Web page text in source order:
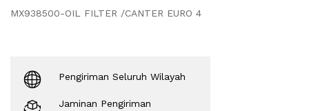
MX938500-OIL FILTER /CANTER EURO 4
Pengiriman Seluruh Wilayah
Jaminan Pengiriman